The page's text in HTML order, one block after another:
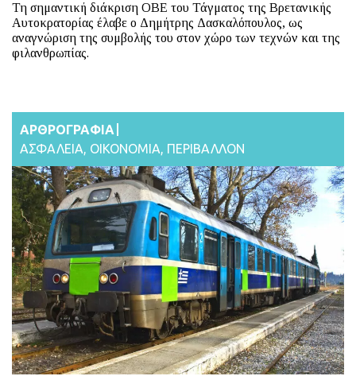
Τη σημαντική διάκριση ΟΒΕ του Τάγματος της Βρετανικής
Αυτοκρατορίας έλαβε ο Δημήτρης Δασκαλόπουλος, ως
αναγνώριση της συμβολής του στον χώρο των τεχνών και της
φιλανθρωπίας.
ΑΡΘΡΟΓΡΑΦΙΑ
ΑΣΦΑΛΕΙΑ, ΟΙΚΟΝΟΜΙΑ, ΠΕΡΙΒΑΛΛΟΝ